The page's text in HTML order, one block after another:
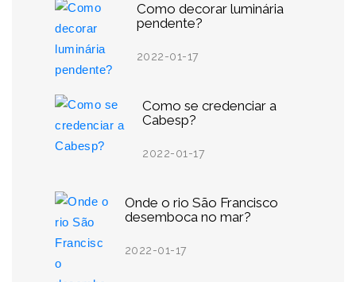
Como decorar luminária
pendente?
2022-01-17
Como se credenciar a
Cabesp?
2022-01-17
Onde o rio São Francisco
desemboca no mar?
2022-01-17